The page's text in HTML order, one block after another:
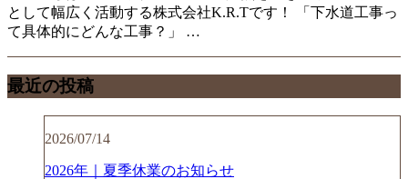
として幅広く活動する株式会社K.R.Tです！ 「下水道工事っ
て具体的にどんな工事？」 …
最近の投稿
2026/07/14
2026年｜夏季休業のお知らせ